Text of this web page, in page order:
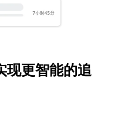
现更智能的追